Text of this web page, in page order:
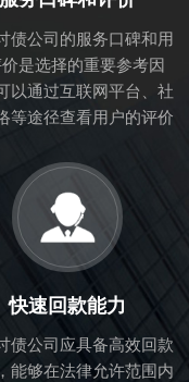
债公司的服务口碑和用
价是选择的重要参考因
以通过互联网平台、社
等途径查看用户的评价
服务质量。
快速回款能力
债公司应具备高效回款
能够在法律允许范围内